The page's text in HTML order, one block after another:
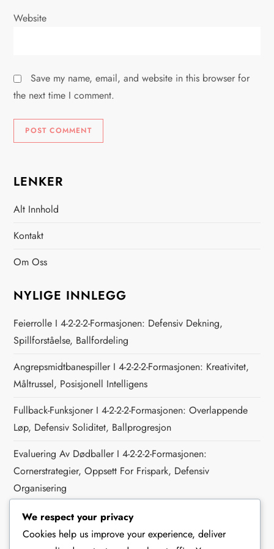
Website
Save my name, email, and website in this browser for
the next time I comment.
LENKER
Alt Innhold
Kontakt
Om Oss
NYLIGE INNLEGG
Feierrolle I 4-2-2-2-Formasjonen: Defensiv Dekning,
Spillforståelse, Ballfordeling
Angrepsmidtbanespiller I 4-2-2-2-Formasjonen: Kreativitet,
Måltrussel, Posisjonell Intelligens
Fullback-Funksjoner I 4-2-2-2-Formasjonen: Overlappende
Løp, Defensiv Soliditet, Ballprogresjon
Evaluering Av Dødballer I 4-2-2-2-Formasjonen:
Cornerstrategier, Oppsett For Frispark, Defensiv
Organisering
Utilityspiller I 4-2-2-2-Formasjonen: Allsidighet,
Tilpasningsevne, Taktisk Bevissthet
We respect your privacy
Cookies help us improve your experience, deliver